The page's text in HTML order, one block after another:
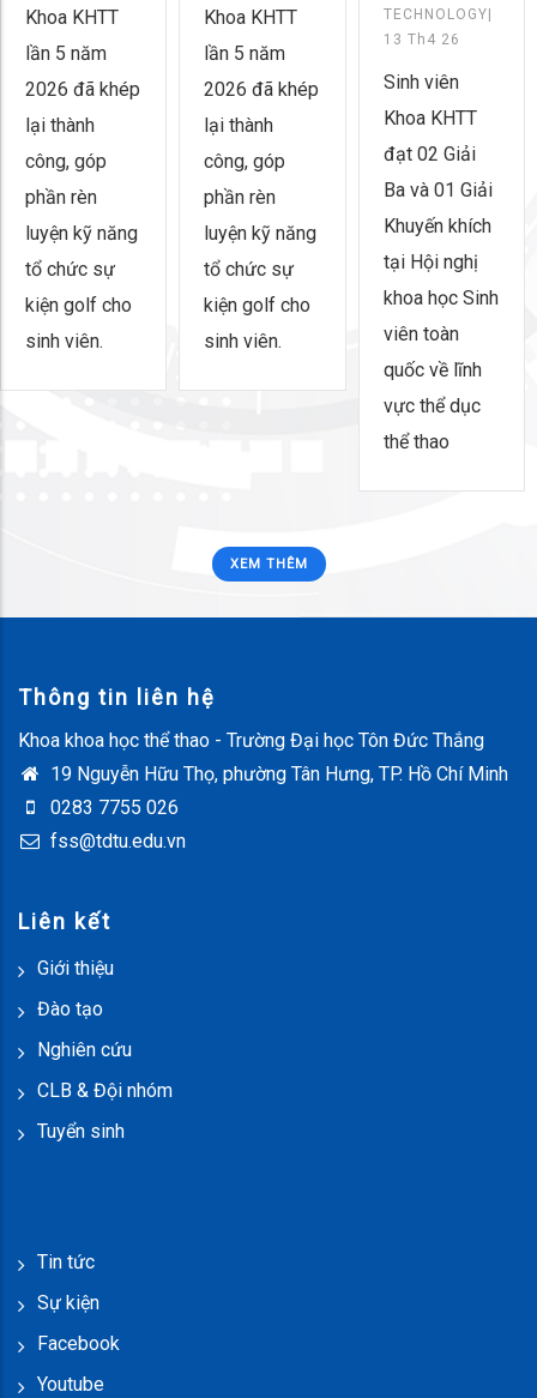
Khoa KHTT
lần 5 năm
2026 đã khép
lại thành
công, góp
phần rèn
luyện kỹ năng
tổ chức sự
kiện golf cho
sinh viên.
Khoa KHTT
lần 5 năm
2026 đã khép
lại thành
công, góp
phần rèn
luyện kỹ năng
tổ chức sự
kiện golf cho
sinh viên.
TECHNOLOGY|
13 Th4 26
Sinh viên
Khoa KHTT
đạt 02 Giải
Ba và 01 Giải
Khuyến khích
tại Hội nghị
khoa học Sinh
viên toàn
quốc về lĩnh
vực thể dục
thể thao
XEM THÊM
Thông tin liên hệ
Khoa khoa học thể thao - Trường Đại học Tôn Đức Thắng
19 Nguyễn Hữu Thọ, phường Tân Hưng, TP. Hồ Chí Minh
0283 7755 026
fss@tdtu.edu.vn
Liên kết
Giới thiệu
Đào tạo
Nghiên cứu
CLB & Đội nhóm
Tuyển sinh
Tin tức
Sự kiện
Facebook
Youtube